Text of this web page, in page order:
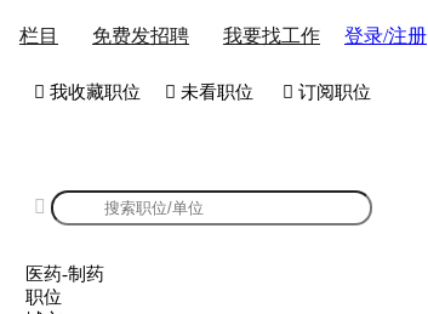
栏目 免费发招聘 我要找工作 登录/注册
 我收藏职位  未看职位  订阅职位

医药-制药
职位